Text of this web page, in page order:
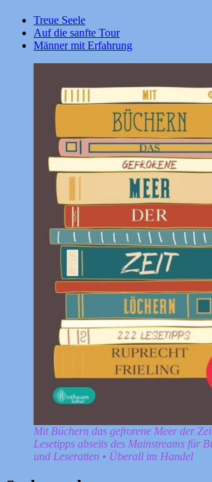
Treue Seele
Auf die sanfte Tour
Männer mit Erfahrung
Mit Büchern das gefrorene Meer der
Lesetipps abseits des Mainstreams für
und Leseratten • Überall im Handel